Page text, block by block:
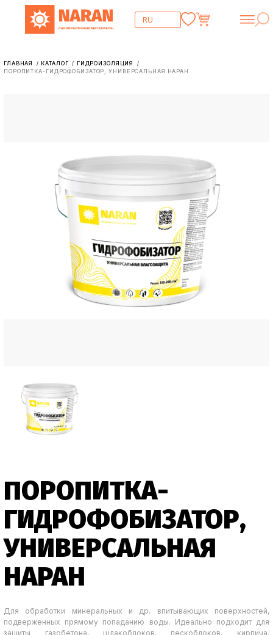
ГЛАВНАЯ / КАТАЛОГ / ГИДРОИЗОЛЯЦИЯ /
ПОРОПИТКА-ГИДРОФОБИЗАТОР, УНИВЕРСАЛЬНАЯ НАРАН
ПОРОПИТКА-
ГИДРОФОБИЗАТОР,
УНИВЕРСАЛЬНАЯ
НАРАН
Для обработки минеральных и др. впитывающих поверхностей,
подверженных прямому попаданию воды. Идеально подходит для
защиты газобетона, шлакоблоков, пескоблоков, кирпича,